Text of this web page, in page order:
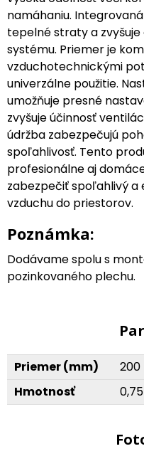
namáhaniu.
tepelné straty a
systému. Priemer je
vzduchotechnickými
univerzálne použitie.
umožňuje presné
zvyšuje účinnosť
údržba zabezpečujú
spoľahlivosť. Tento
profesionálne aj
zabezpečiť spoľahlivý
vzduchu do priestorov.
Poznámka:
Dodávame spolu s
pozinkovaného plechu.
Priemer (mm)
200
Hmotnosť